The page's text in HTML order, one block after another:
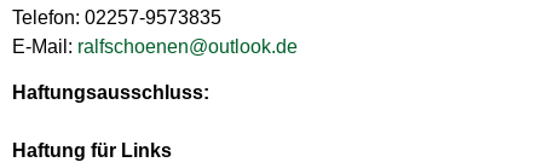
Telefon: 02257-9573835
E-Mail: ralfschoenen@outlook.de
Haftungsausschluss:
Haftung für Links